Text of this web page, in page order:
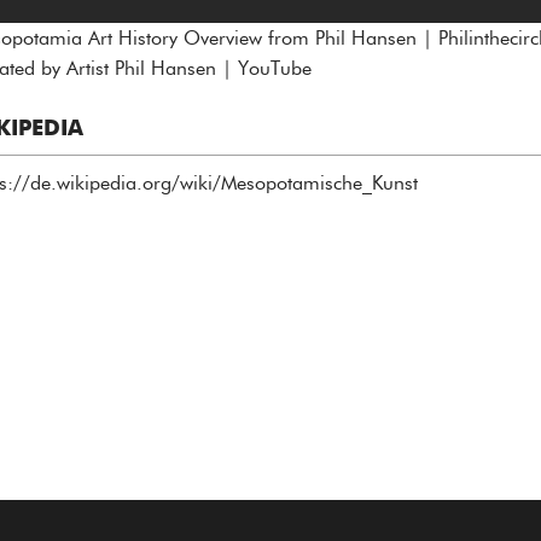
Art History Overview from Phil Hansen |
by Artist Phil Hansen | YouTube
de.wikipedia.org/wiki/Mesopotamische_Kunst